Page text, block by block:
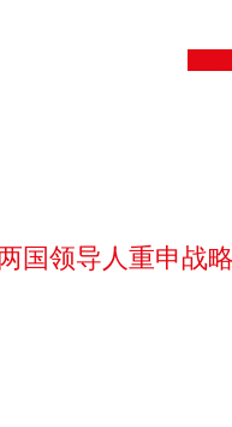
国领导人重申战